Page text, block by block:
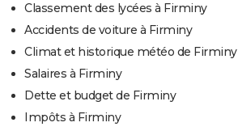
Classement des lycées à Firminy
Accidents de voiture à Firminy
Climat et historique météo de Firminy
Salaires à Firminy
Dette et budget de Firminy
Impôts à Firminy